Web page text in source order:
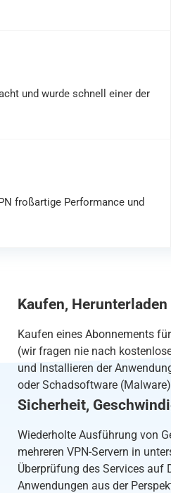
und wurde schnell einer der
froßartige Performance und
Kaufen,
Kaufen eines Abonnements
(wir fragen nie nach
und Installieren der
oder Schadsoftware
Sicherheit,
Wiederholte Ausführung von
mehreren VPN-Servern in
Überprüfung des Services auf
Anwendungen aus der